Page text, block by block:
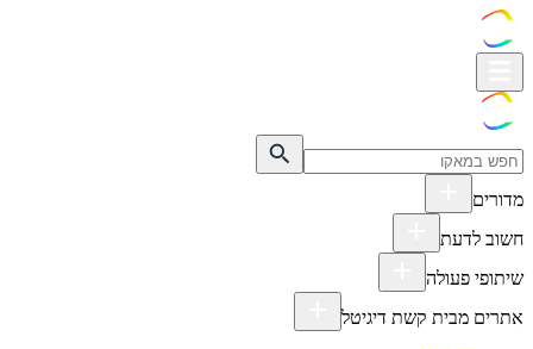
מדורים
חשוב לדעת
שיתופי פעולה
אתרים מבית קשת דיגיטל